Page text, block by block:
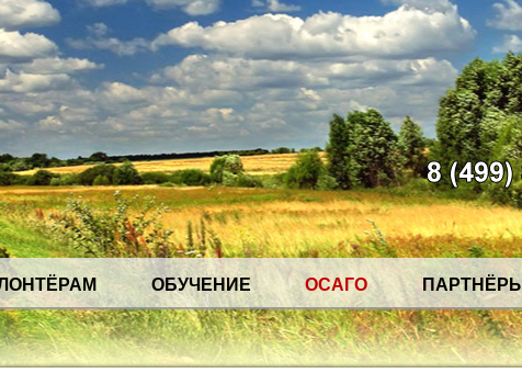
ОБУЧЕНИЕ ОСАГО ПАРТНЁРЫ